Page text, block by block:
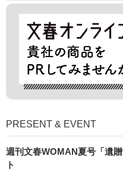
PRESENT & EVENT
週刊文春WOMAN夏号「遺
ト